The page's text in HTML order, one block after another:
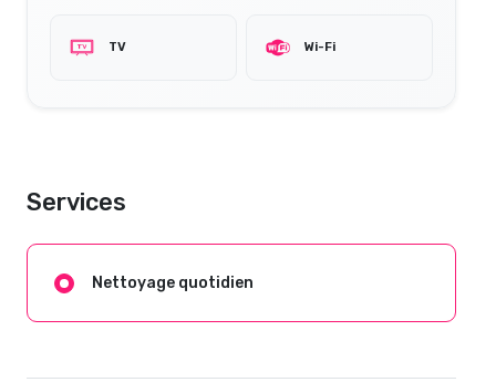
TV Wi-Fi
Services
Nettoyage quotidien